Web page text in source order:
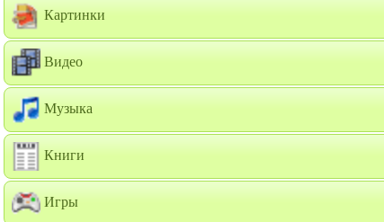
Картинки
Видео
Музыка
Книги
Игры